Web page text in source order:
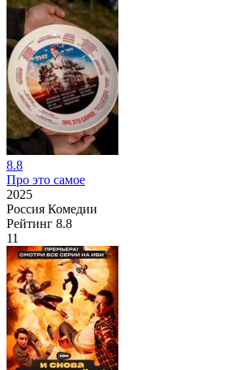
8.8
Про это самое
2025
Россия Комедии
Рейтинг 8.8
11